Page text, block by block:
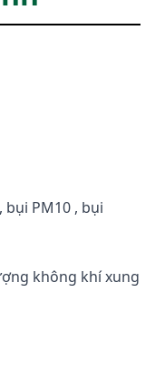
bụi PM10 , bụi
không khí xung